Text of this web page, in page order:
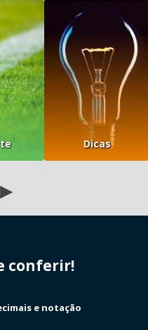
Dicas
▶
conferir!
e notação